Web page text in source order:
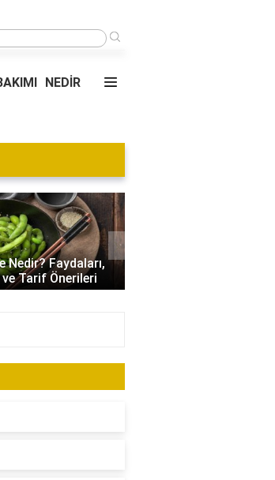
pazar günü açık olursa ne olur?
NEDİR
Nedir? Faydaları,
Tarif Önerileri
›